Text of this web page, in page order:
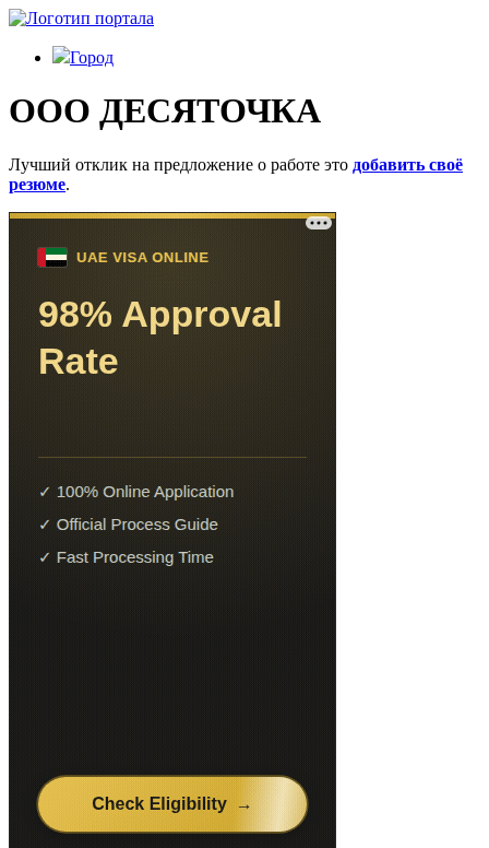
Город
ООО ДЕСЯТОЧКА
Лучший отклик на предложение о работе это добавить своё
резюме.